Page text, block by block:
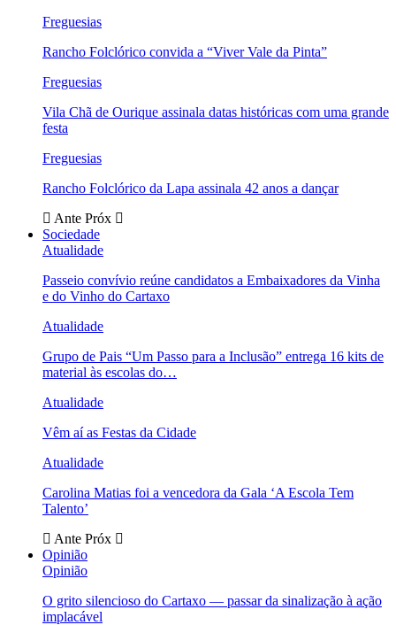
Freguesias
Rancho Folclórico convida a “Viver Vale da Pinta”
Freguesias
Vila Chã de Ourique assinala datas históricas com uma grande
festa
Freguesias
Rancho Folclórico da Lapa assinala 42 anos a dançar
Ante Próx
Sociedade
Atualidade
Passeio convívio reúne candidatos a Embaixadores da Vinha
e do Vinho do Cartaxo
Atualidade
Grupo de Pais “Um Passo para a Inclusão” entrega 16 kits de
material às escolas do…
Atualidade
Vêm aí as Festas da Cidade
Atualidade
Carolina Matias foi a vencedora da Gala ‘A Escola Tem
Talento’
Ante Próx
Opinião
Opinião
O grito silencioso do Cartaxo — passar da sinalização à ação
implacável